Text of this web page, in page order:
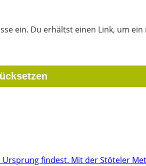
ein. Du erhältst einen Link, um
findest. Mit der Stöteler